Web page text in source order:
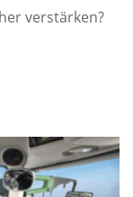
verstärken?